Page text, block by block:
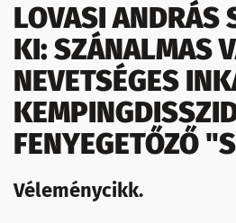
LOVASI ANDRÁS
KI: SZÁNALMAS
NEVETSÉGES
FENYEGETŐZŐ
Véleménycikk.